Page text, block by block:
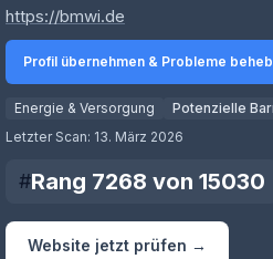
Score lädt
https://bmwi.de
Profil übernehmen & Probleme
Energie & Versorgung Potenzielle
Letzter Scan: 13. März 2026
#Rang 7268 von 15030
Website jetzt prüfen →